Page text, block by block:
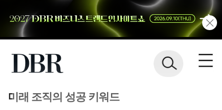
미래 조직의 성공 키워드